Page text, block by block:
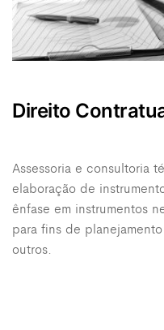
Direito
Assessoria e consultoria
elaboração de
ênfase em instrumentos
para fins de
outros.